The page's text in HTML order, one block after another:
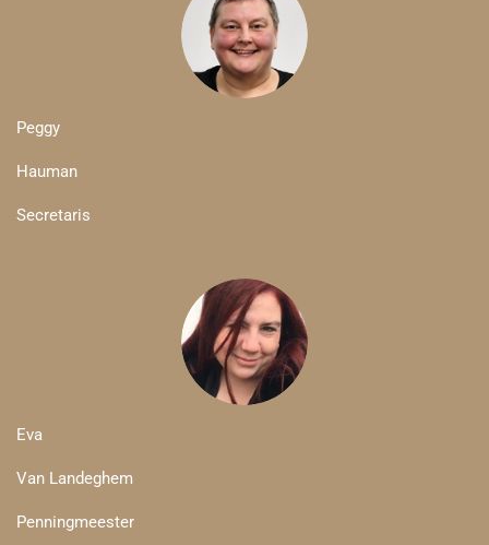
Peggy
Hauman
Secretaris
Eva
Van Landeghem
Penningmeester